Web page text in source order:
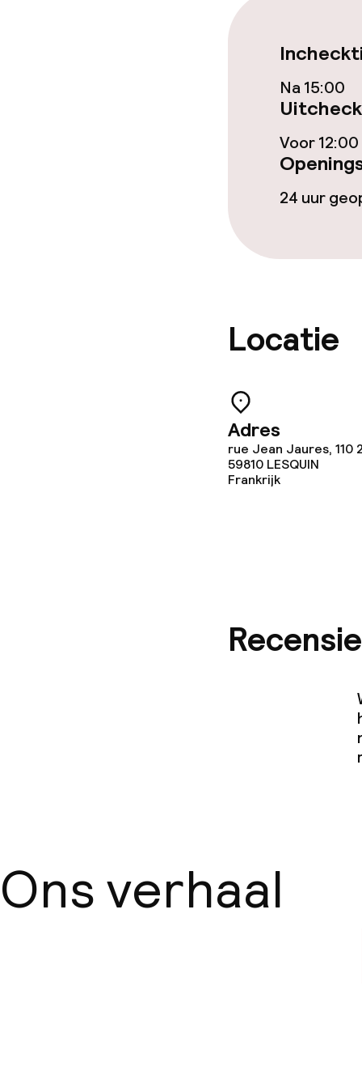
Eet- en
Ontbijtbuffet
Lunch à la
Dieetopties
Vegetarische
Zakelijke
Beleid
Overal
Na 15:00
Voor 12:00
24 uur
Locatie
Adres
rue Jean Jaures, 110
59810 LESQUIN
Frankrijk
Ons verhaal